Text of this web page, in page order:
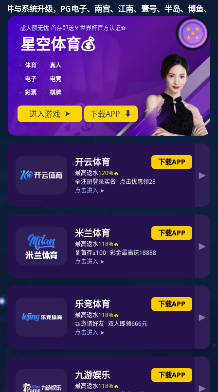
东升国际
东升国际-科技赋能场景,让娱乐更有趣.
定制笔记本电脑包厂家|订做电脑包手|手提包生产厂
尺寸：长35*宽6*高27CM
款式：手提
风格: 欧美